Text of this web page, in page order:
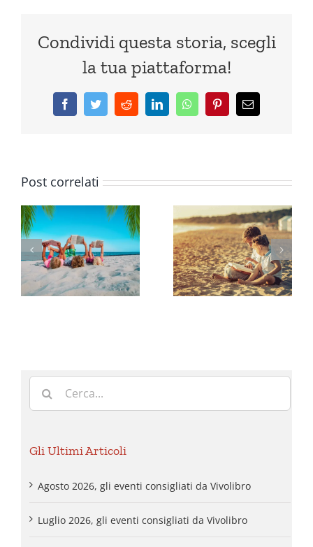
Condividi questa storia, scegli
la tua piattaforma!
FacebookTwitterRedditLinkedInWhatsAppPinterestEmail
Post correlati
Luglio
2026, gli
eventi
consigliati
da
Giugno
2026, gli
eventi
consigliati
da
per:
Gli Ultimi Articoli
Agosto 2026, gli eventi consigliati da Vivolibro
Luglio 2026, gli eventi consigliati da Vivolibro